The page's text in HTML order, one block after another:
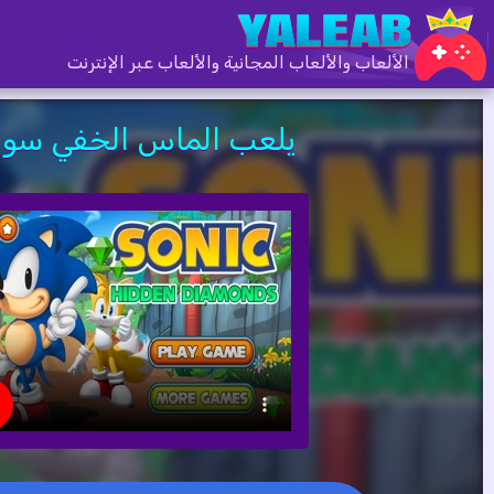
الألعاب والألعاب المجانية والألعاب عبر الإنترنت
يلعب الماس الخفي